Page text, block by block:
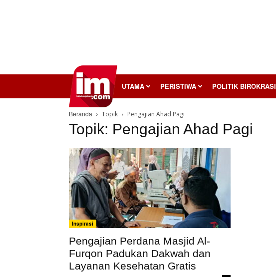
InilahMojokerto UTAMA PERISTIWA POLITIK BIROKRASI
Beranda Topik Pengajian Ahad Pagi
Topik: Pengajian Ahad Pagi
Inspirasi
Pengajian Perdana Masjid Al-
Furqon Padukan Dakwah dan
Layanan Kesehatan Gratis